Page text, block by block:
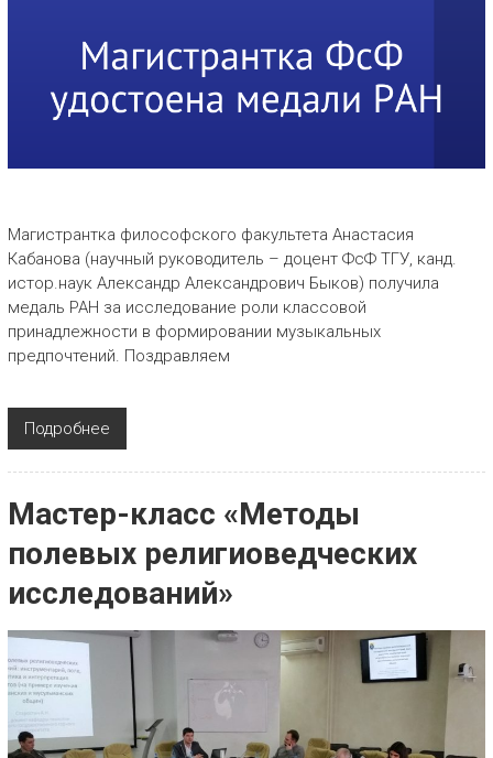
Магистрантка философского факультета Анастасия
Кабанова (научный руководитель – доцент ФсФ ТГУ, канд.
истор.наук Александр Александрович Быков) получила
медаль РАН за исследование роли классовой
принадлежности в формировании музыкальных
предпочтений. Поздравляем
Подробнее
Мастер-класс «Методы
полевых религиоведческих
исследований»